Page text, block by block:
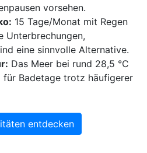
vorsehen.
15 Tage/Monat mit Regen
Unterbrechungen,
eine sinnvolle Alternative.
Das Meer bei rund 28,5 °C
für Badetage trotz häufigerer
entdecken